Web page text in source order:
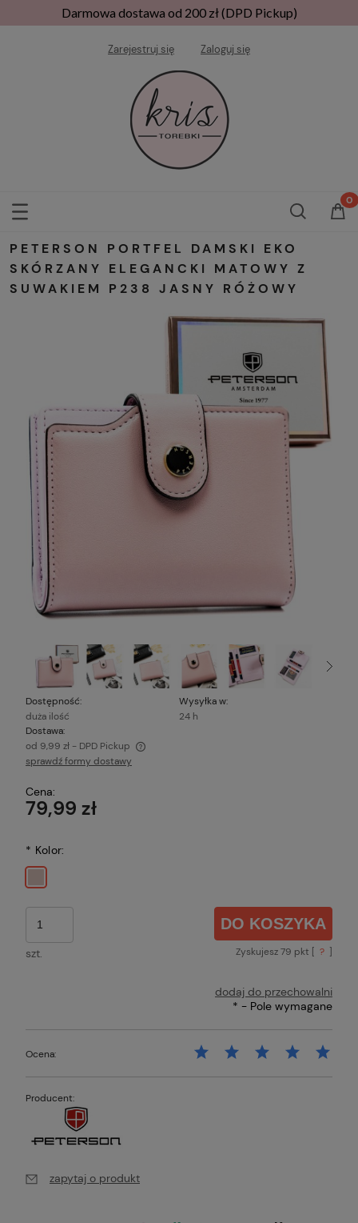
Darmowa dostawa od 200 zł (DPD Pickup)
Zarejestruj się Zaloguj się
PETERSON PORTFEL DAMSKI EKO
SKÓRZANY ELEGANCKI MATOWY Z
SUWAKIEM P238 JASNY RÓŻOWY
Dostępność:
duża ilość
Wysyłka w:
24 h
Dostawa:
od 9,99 zł - DPD Pickup
Cena nie zawiera ewentualnych kosztów płatności
sprawdź formy dostawy
Cena:
79,99 zł
* Kolor:
szt.
DO KOSZYKA
Zyskujesz79 pkt [ ? ]
dodaj do przechowalni
* - Pole wymagane
Ocena:
Producent:
zapytaj o produkt